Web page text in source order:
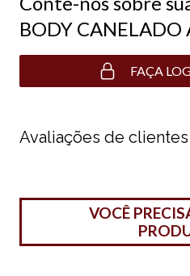
BODY
FAÇA
Avaliações de clientes
VOCÊ